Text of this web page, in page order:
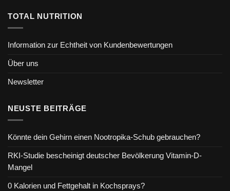
TOTAL NUTRITION
Information zur Echtheit von Kundenbewertungen
Über uns
Newsletter
NEUSTE BEITRÄGE
Könnte dein Gehirn einen Nootropika-Schub gebrauchen?
RKI-Studie bescheinigt deutscher Bevölkerung Vitamin-D-
Mangel
0 Kalorien und Fettgehalt in Kochsprays?